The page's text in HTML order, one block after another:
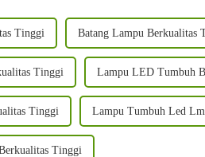
Tinggi Batang Lampu Berkualitas
Tinggi Lampu LED Tumbuh
Tinggi Lampu Tumbuh Led
Tinggi